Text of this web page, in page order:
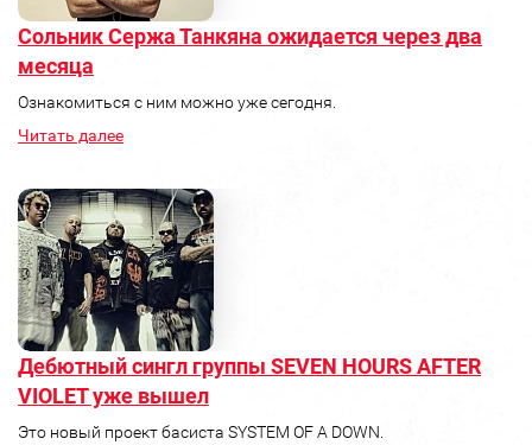
Сольник Сержа Танкяна ожидается через два
месяца
Ознакомиться с ним можно уже сегодня.
Читать далее
Дебютный сингл группы SEVEN HOURS AFTER
VIOLET уже вышел
Это новый проект басиста SYSTEM OF A DOWN.